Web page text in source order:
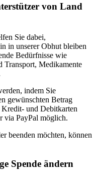
von Land
Sie dabei,
in unserer Obhut bleiben
Bedürfnisse wie
Transport, Medikamente
indem Sie
gewünschten Betrag
und Debitkarten
via PayPal möglich.
beenden möchten, können
Spende ändern